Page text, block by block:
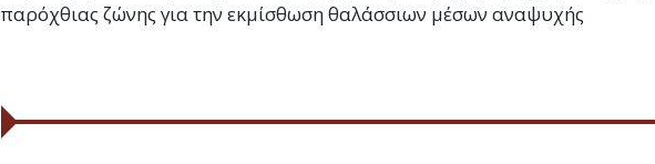
παρόχθιας ζώνης για την εκμίσθωση θαλάσσιων μέσων αναψυχής